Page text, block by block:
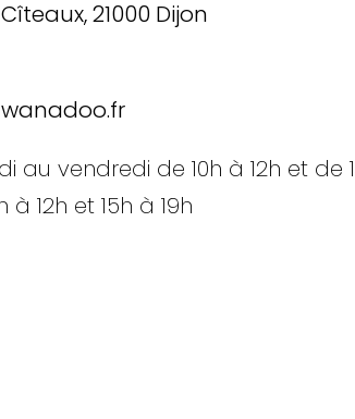
21000 Dijon
au vendredi de 10h à 12h et de
à 12h et 15h à 19h